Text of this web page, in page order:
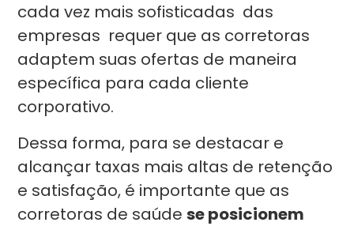
cada vez mais sofisticadas das
empresas requer que as corretoras
adaptem suas ofertas de maneira
específica para cada cliente
corporativo.
Dessa forma, para se destacar e
alcançar taxas mais altas de retenção
e satisfação, é importante que as
corretoras de saúdese posicionem